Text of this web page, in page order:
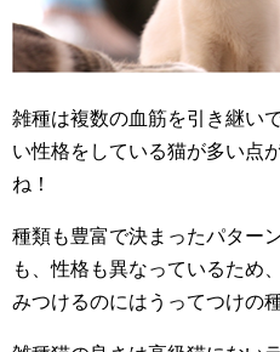
雑種は複数の血筋を引き継い
い性格をしている猫が多い点
ね！
種類も豊富で決まったパター
も、性格も異なっているため
みつけるのにはうってつけの